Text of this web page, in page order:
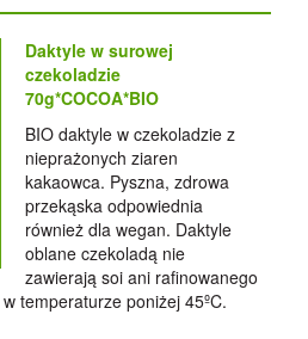
Daktyle w surowej
czekoladzie
70g*COCOA*BIO
BIO daktyle w czekoladzie z
nieprażonych ziaren
kakaowca. Pyszna, zdrowa
przekąska odpowiednia
również dla wegan. Daktyle
oblane czekoladą nie
zawierają soi ani rafinowanego
temperaturze poniżej 45ºC.